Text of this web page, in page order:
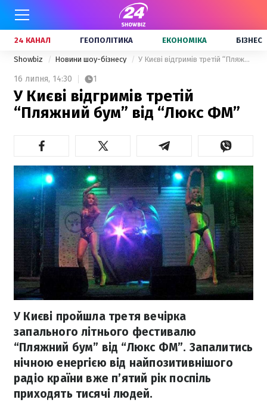
24 КАНАЛ ГЕОПОЛІТИКА ЕКОНОМІКА БІЗНЕС
Showbiz Новини шоу-бізнесу У Києві відгримів третій “Пляжний бум” від “Люкс ФМ”
16 липня, 14:30 1
У Києві відгримів третій
“Пляжний бум” від “Люкс ФМ”
У Києві пройшла третя вечірка
запального літнього фестивалю
“Пляжний бум” від “Люкс ФМ”. Запалитись
нічною енергією від найпозитивнішого
радіо країни вже п’ятий рік поспіль
приходять тисячі людей.